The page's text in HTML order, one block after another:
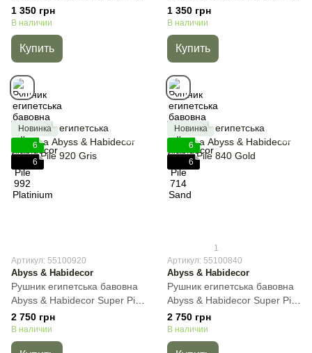
992 Platinium, Светло-серый,
30х50 см, Для рук
1 350 грн
В наличии
Купить
714 Sand, Песочный, 30х50
см, Для рук
1 350 грн
В наличии
Купить
Новинка
6
6
Артикул: 55100920
Abyss & Habidecor
Рушник египетська бавовна
Abyss & Habidecor Super Pile
920 Gris, Cерый, 55х100 см,
Для лица
2 750 грн
В наличии
Новинка
6
6
1
Артикул: 55100840
Abyss & Habidecor
Рушник египетська бавовна
Abyss & Habidecor Super Pile
840 Gold, Золотистый,
55х100 см, Для лица
2 750 грн
В наличии